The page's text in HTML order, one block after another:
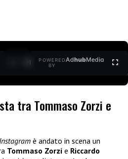
POWERED
BY
AdhubMedia
tra Tommaso Zorzi e
Instagram è andato in scena un
Tommaso Zorzi e Riccardo